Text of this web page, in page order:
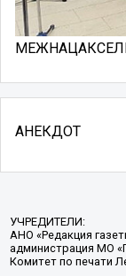
АНЕКДОТ
УЧРЕДИТЕЛИ:
АНО «Редакция
администрация МО
Комитет по печати